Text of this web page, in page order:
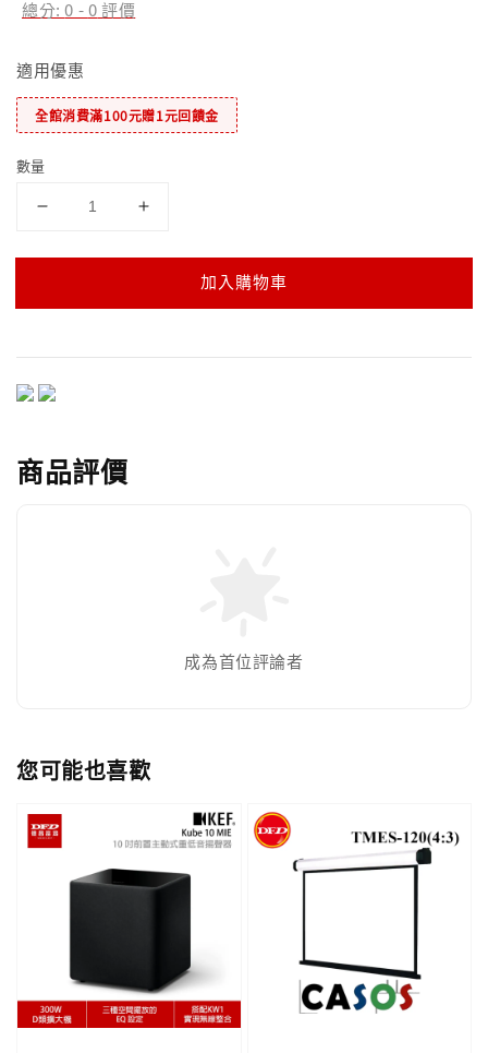
總分:0 -0評價
適用優惠
全館消費滿100元贈1元回饋金
數量
加入購物車
商品評價
成為首位評論者
您可能也喜歡